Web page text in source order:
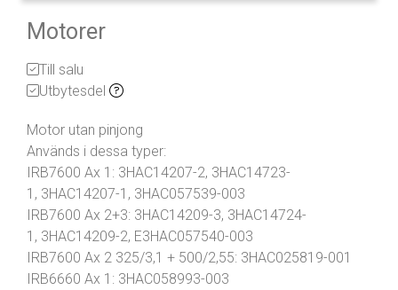
Motorer
Till salu
Utbytesdel
Motor utan pinjong
Används i dessa typer:
IRB7600 Ax 1: 3HAC14207-2, 3HAC14723-
1, 3HAC14207-1, 3HAC057539-003
IRB7600 Ax 2+3: 3HAC14209-3, 3HAC14724-
1, 3HAC14209-2, E3HAC057540-003
IRB7600 Ax 2 325/3,1 + 500/2,55: 3HAC025819-001
IRB6660 Ax 1: 3HAC058993-003